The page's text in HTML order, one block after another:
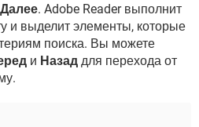
Далее. Adobe Reader выполнит
и выделит элементы, которые
поиска. Вы можете
и Назад для перехода от